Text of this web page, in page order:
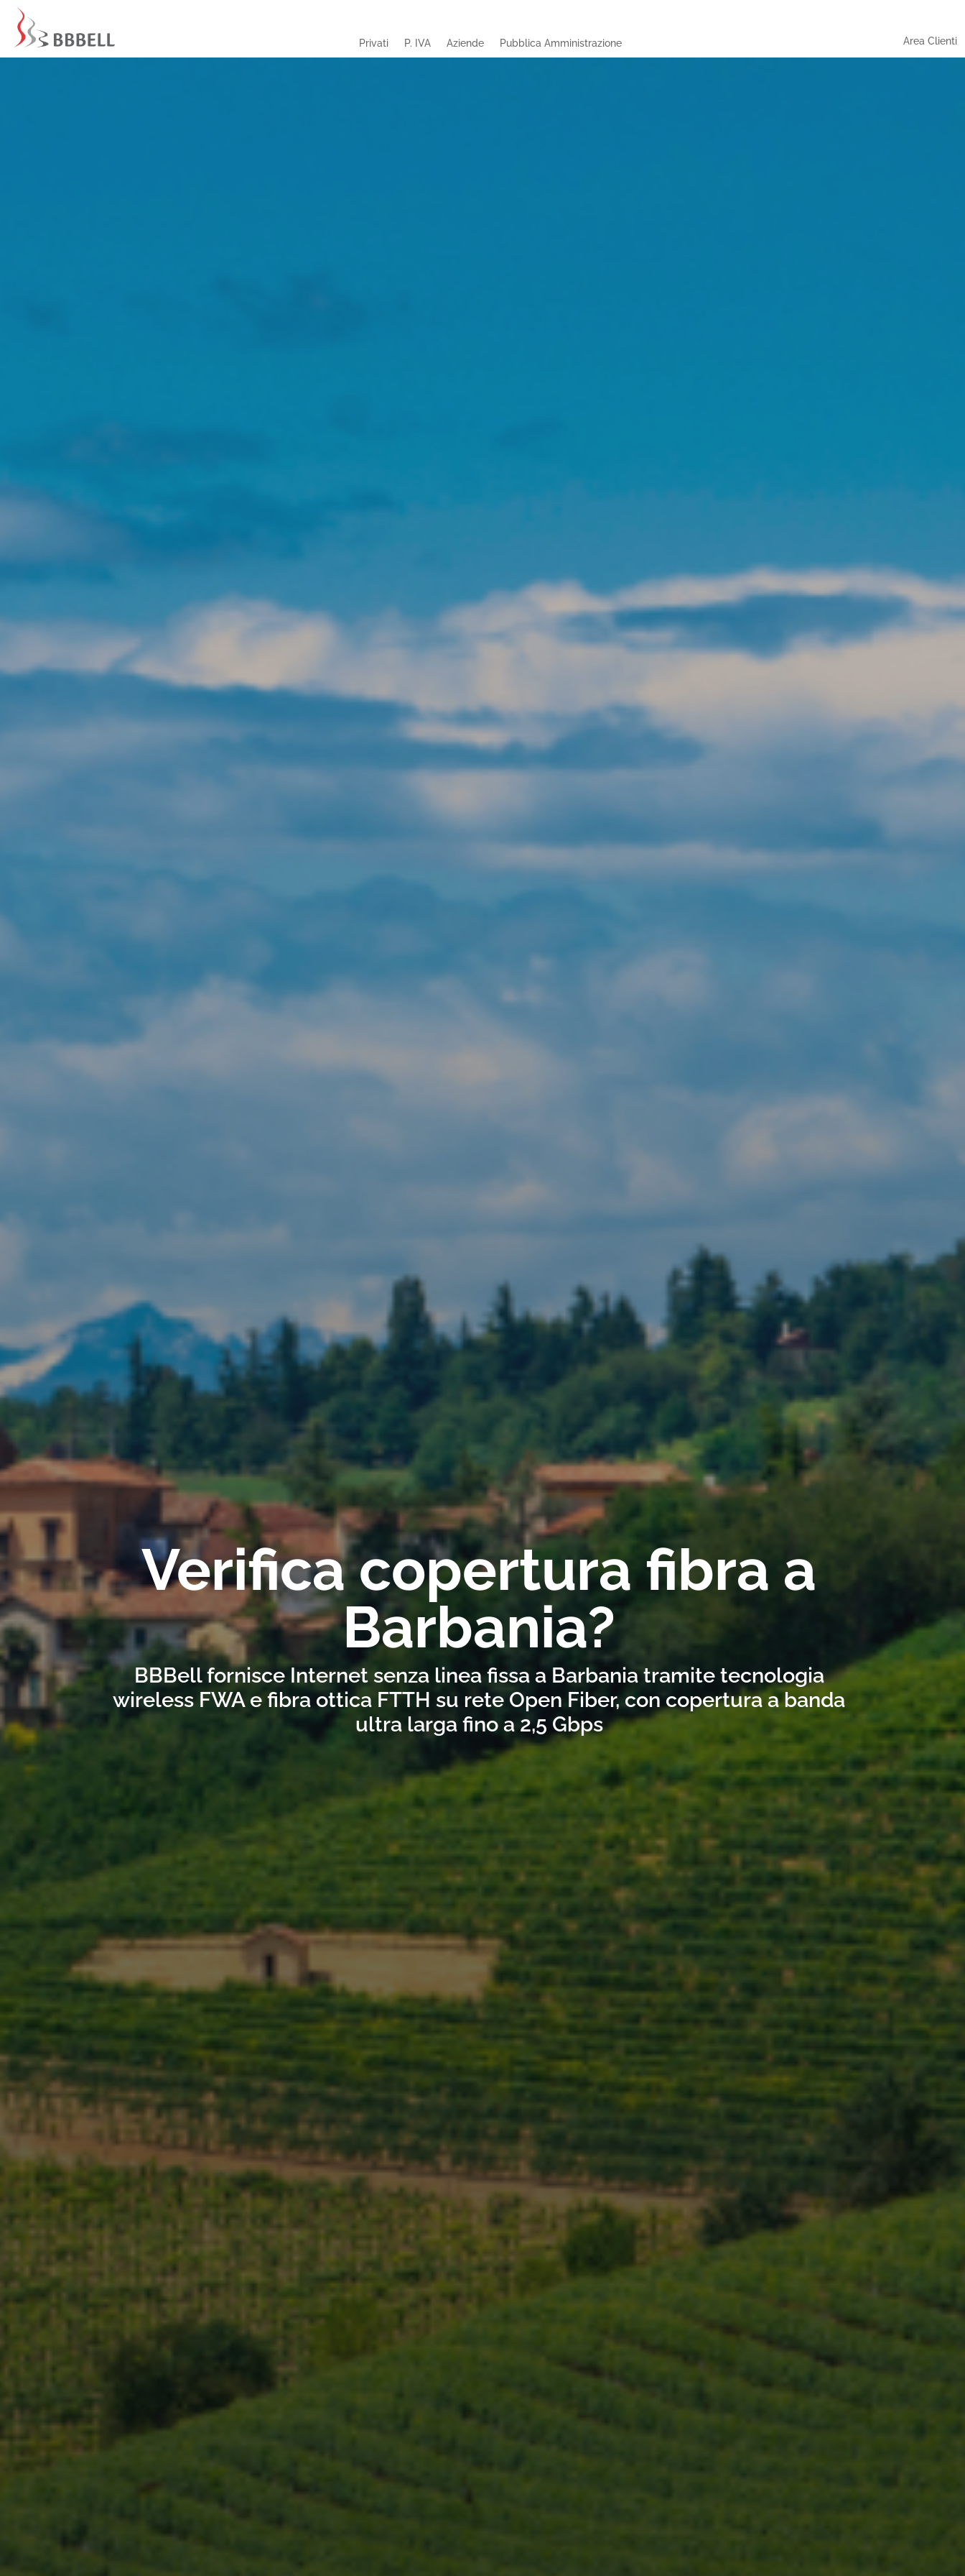
Privati P. IVA Aziende Pubblica Amministrazione Area Clienti
Verifica copertura fibra a
Barbania?
BBBell fornisce Internet senza linea fissa a Barbania tramite tecnologia
wireless FWA e fibra ottica FTTH su rete Open Fiber, con copertura a banda
ultra larga fino a 2,5 Gbps